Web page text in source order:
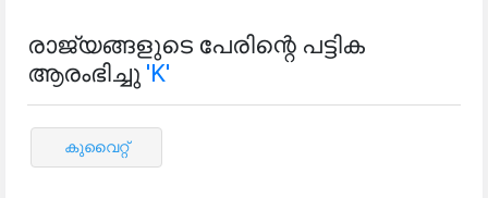
രാജ്യങ്ങളുടെ പേരിന്റെ പട്ടിക
ആരംഭിച്ചു 'K'
കുവൈറ്റ്